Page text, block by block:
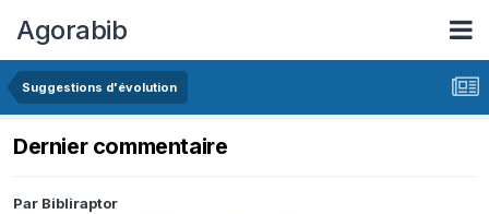
Agorabib
Suggestions d'évolution
Dernier commentaire
Par Bibliraptor